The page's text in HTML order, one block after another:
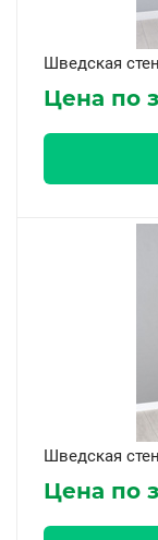
Шведская
Цена по
Шведская
Цена по